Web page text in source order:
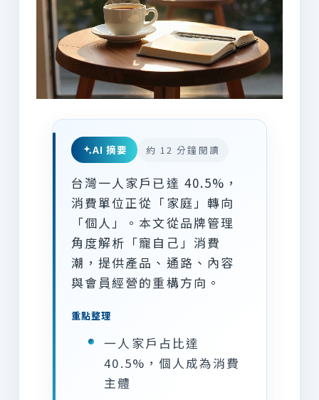
AI 摘要 約 12 分鐘閱讀
台灣一人家戶已達 40.5%，
消費單位正從「家庭」轉向
「個人」。本文從品牌管理
角度解析「寵自己」消費
潮，提供產品、通路、內容
與會員經營的重構方向。
重點整理
一人家戶占比達
40.5%，個人成為消費
主體